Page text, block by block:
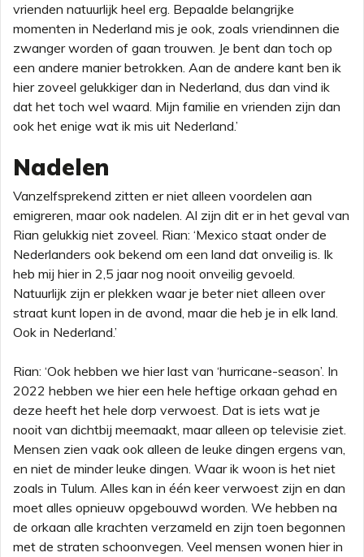
vrienden natuurlijk heel erg. Bepaalde belangrijke
momenten in Nederland mis je ook, zoals vriendinnen die
zwanger worden of gaan trouwen. Je bent dan toch op
een andere manier betrokken. Aan de andere kant ben ik
hier zoveel gelukkiger dan in Nederland, dus dan vind ik
dat het toch wel waard. Mijn familie en vrienden zijn dan
ook het enige wat ik mis uit Nederland.’
Nadelen
Vanzelfsprekend zitten er niet alleen voordelen aan
emigreren, maar ook nadelen. Al zijn dit er in het geval van
Rian gelukkig niet zoveel. Rian: ‘Mexico staat onder de
Nederlanders ook bekend om een land dat onveilig is. Ik
heb mij hier in 2,5 jaar nog nooit onveilig gevoeld.
Natuurlijk zijn er plekken waar je beter niet alleen over
straat kunt lopen in de avond, maar die heb je in elk land.
Ook in Nederland.’
Rian: ‘Ook hebben we hier last van ‘hurricane-season’. In
2022 hebben we hier een hele heftige orkaan gehad en
deze heeft het hele dorp verwoest. Dat is iets wat je
nooit van dichtbij meemaakt, maar alleen op televisie ziet.
Mensen zien vaak ook alleen de leuke dingen ergens van,
en niet de minder leuke dingen. Waar ik woon is het niet
zoals in Tulum. Alles kan in één keer verwoest zijn en dan
moet alles opnieuw opgebouwd worden. We hebben na
de orkaan alle krachten verzameld en zijn toen begonnen
met de straten schoonvegen. Veel mensen wonen hier in